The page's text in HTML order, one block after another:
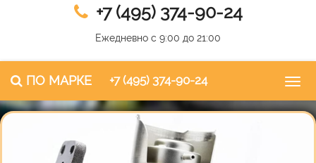
+7 (495) 374-90-24
Ежедневно с 9:00 до 21:00
ПО МАРКЕ +7 (495) 374-90-24